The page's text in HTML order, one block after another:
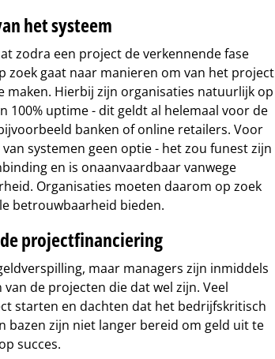
het systeem
zodra een project de verkennende fase
zoek gaat naar manieren om van het project
maken. Hierbij zijn organisaties natuurlijk op
100% uptime - dit geldt al helemaal voor de
banken of online retailers. Voor
systemen geen optie - het zou funest zijn
en is onaanvaardbaar vanwege
Organisaties moeten daarom op zoek
betrouwbaarheid bieden.
projectfinanciering
maar managers zijn inmiddels
de projecten die dat wel zijn. Veel
starten en dachten dat het bedrijfskritisch
bazen zijn niet langer bereid om geld uit te
succes.